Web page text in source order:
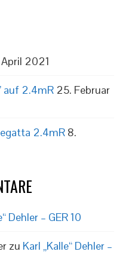
April 2021
auf 2.4mR 25. Februar
2.4mR 8.
Dehler – GER 10
zu Karl „Kalle“ Dehler –